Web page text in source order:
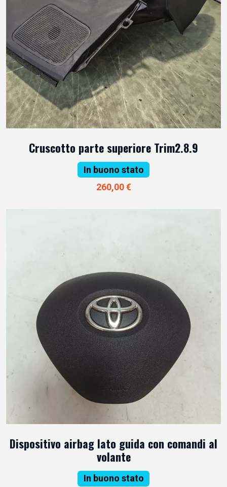
Cruscotto parte superiore Trim2.8.9
In buono stato
260,00 €
Dispositivo airbag lato guida con comandi al
volante
In buono stato